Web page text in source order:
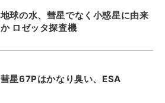
地球の水、彗星でなく小惑星に由来
か ロゼッタ探査機
彗星67Pはかなり臭い、ESA